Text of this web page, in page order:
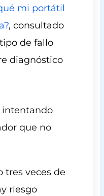
mi portátil
, consultado
de fallo
diagnóstico
intentando
que no
tres veces de
riesgo